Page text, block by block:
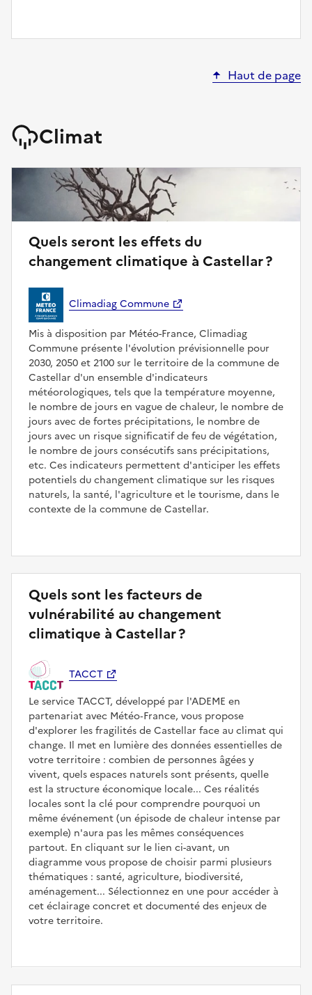
Haut de page
Climat
Quels seront les effets du
changement climatique à Castellar ?
Climadiag Commune
Mis à disposition par Météo-France, Climadiag
Commune présente l'évolution prévisionnelle pour
2030, 2050 et 2100 sur le territoire de la commune de
Castellar d'un ensemble d'indicateurs
météorologiques, tels que la température moyenne,
le nombre de jours en vague de chaleur, le nombre de
jours avec de fortes précipitations, le nombre de
jours avec un risque significatif de feu de végétation,
le nombre de jours consécutifs sans précipitations,
etc. Ces indicateurs permettent d'anticiper les effets
potentiels du changement climatique sur les risques
naturels, la santé, l'agriculture et le tourisme, dans le
contexte de la commune de Castellar.
Quels sont les facteurs de
vulnérabilité au changement
climatique à Castellar ?
TACCT
Le service TACCT, développé par l'ADEME en
partenariat avec Météo‑France, vous propose
d'explorer les fragilités de Castellar face au climat qui
change. Il met en lumière des données essentielles de
votre territoire : combien de personnes âgées y
vivent, quels espaces naturels sont présents, quelle
est la structure économique locale... Ces réalités
locales sont la clé pour comprendre pourquoi un
même événement (un épisode de chaleur intense par
exemple) n'aura pas les mêmes conséquences
partout. En cliquant sur le lien ci-avant, un
diagramme vous propose de choisir parmi plusieurs
thématiques : santé, agriculture, biodiversité,
aménagement... Sélectionnez en une pour accéder à
cet éclairage concret et documenté des enjeux de
votre territoire.